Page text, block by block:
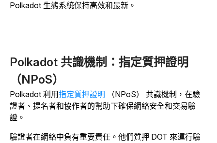
Polkadot 生態系統保持高效和最新。
Polkadot 共識機制：指定質押證明
（NPoS）
Polkadot 利用指定質押證明
（NPoS） 共識機制，在驗
證者、提名者和協作者的幫助下確保網絡安全和交易驗
證。
驗證者在網絡中負有重要責任。他們質押 DOT 來運行驗